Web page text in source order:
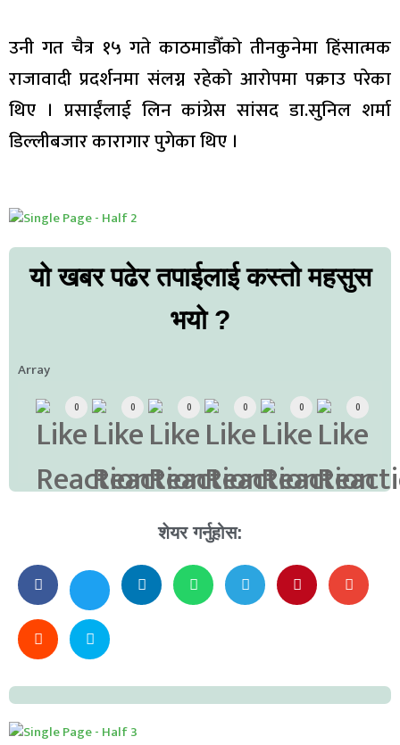
उनी गत चैत्र १५ गते काठमाडौँको तीनकुनेमा हिंसात्मक
राजावादी प्रदर्शनमा संलग्न रहेको आरोपमा पक्राउ परेका
थिए । प्रसाईंलाई लिन कांग्रेस सांसद डा.सुनिल शर्मा
डिल्लीबजार कारागार पुगेका थिए ।
यो खबर पढेर तपाईलाई कस्तो महसुस
भयो ?
Array
0 0 0 0 0 0
शेयर गर्नुहोस: